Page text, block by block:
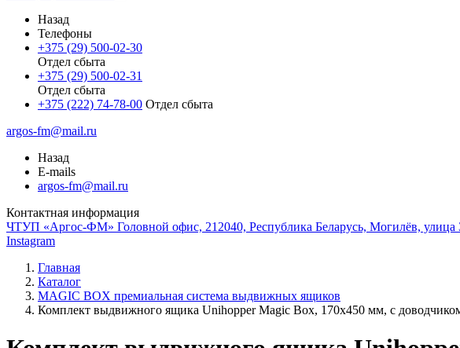
Назад
Телефоны
+375 (29) 500-02-30
Отдел сбыта
+375 (29) 500-02-31
Отдел сбыта
+375 (222) 74-78-00 Отдел сбыта
argos-fm@mail.ru
Назад
E-mails
argos-fm@mail.ru
Контактная информация
ЧТУП «Аргос-ФМ» Головной офис, 212040, Республика Беларусь, Могилёв, улица
Instagram
Главная
Каталог
MAGIC BOX премиальная система выдвижных ящиков
Комплект выдвижного ящика Unihopper Magic Box, 170x450 мм, с